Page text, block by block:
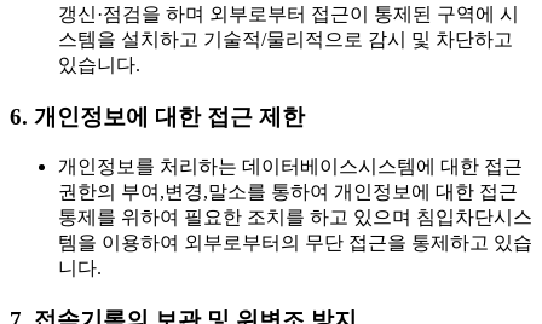
갱신·점검을 하며 외부로부터 접근이 통제된 구역에 시
스템을 설치하고 기술적/물리적으로 감시 및 차단하고
있습니다.
6. 개인정보에 대한 접근 제한
개인정보를 처리하는 데이터베이스시스템에 대한 접근
권한의 부여,변경,말소를 통하여 개인정보에 대한 접근
통제를 위하여 필요한 조치를 하고 있으며 침입차단시스
템을 이용하여 외부로부터의 무단 접근을 통제하고 있습
니다.